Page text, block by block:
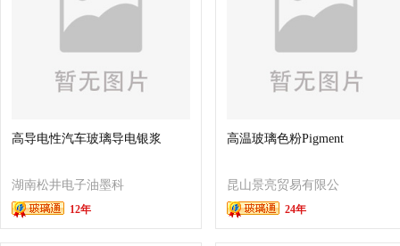
高导电性汽车玻璃导电银浆
湖南松井电子油墨科
技有限公司12年
高温玻璃色粉Pigment
昆山景亮贸易有限公
司 24年